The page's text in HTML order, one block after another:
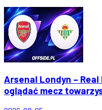
Arsenal Londyn –
oglądać mecz